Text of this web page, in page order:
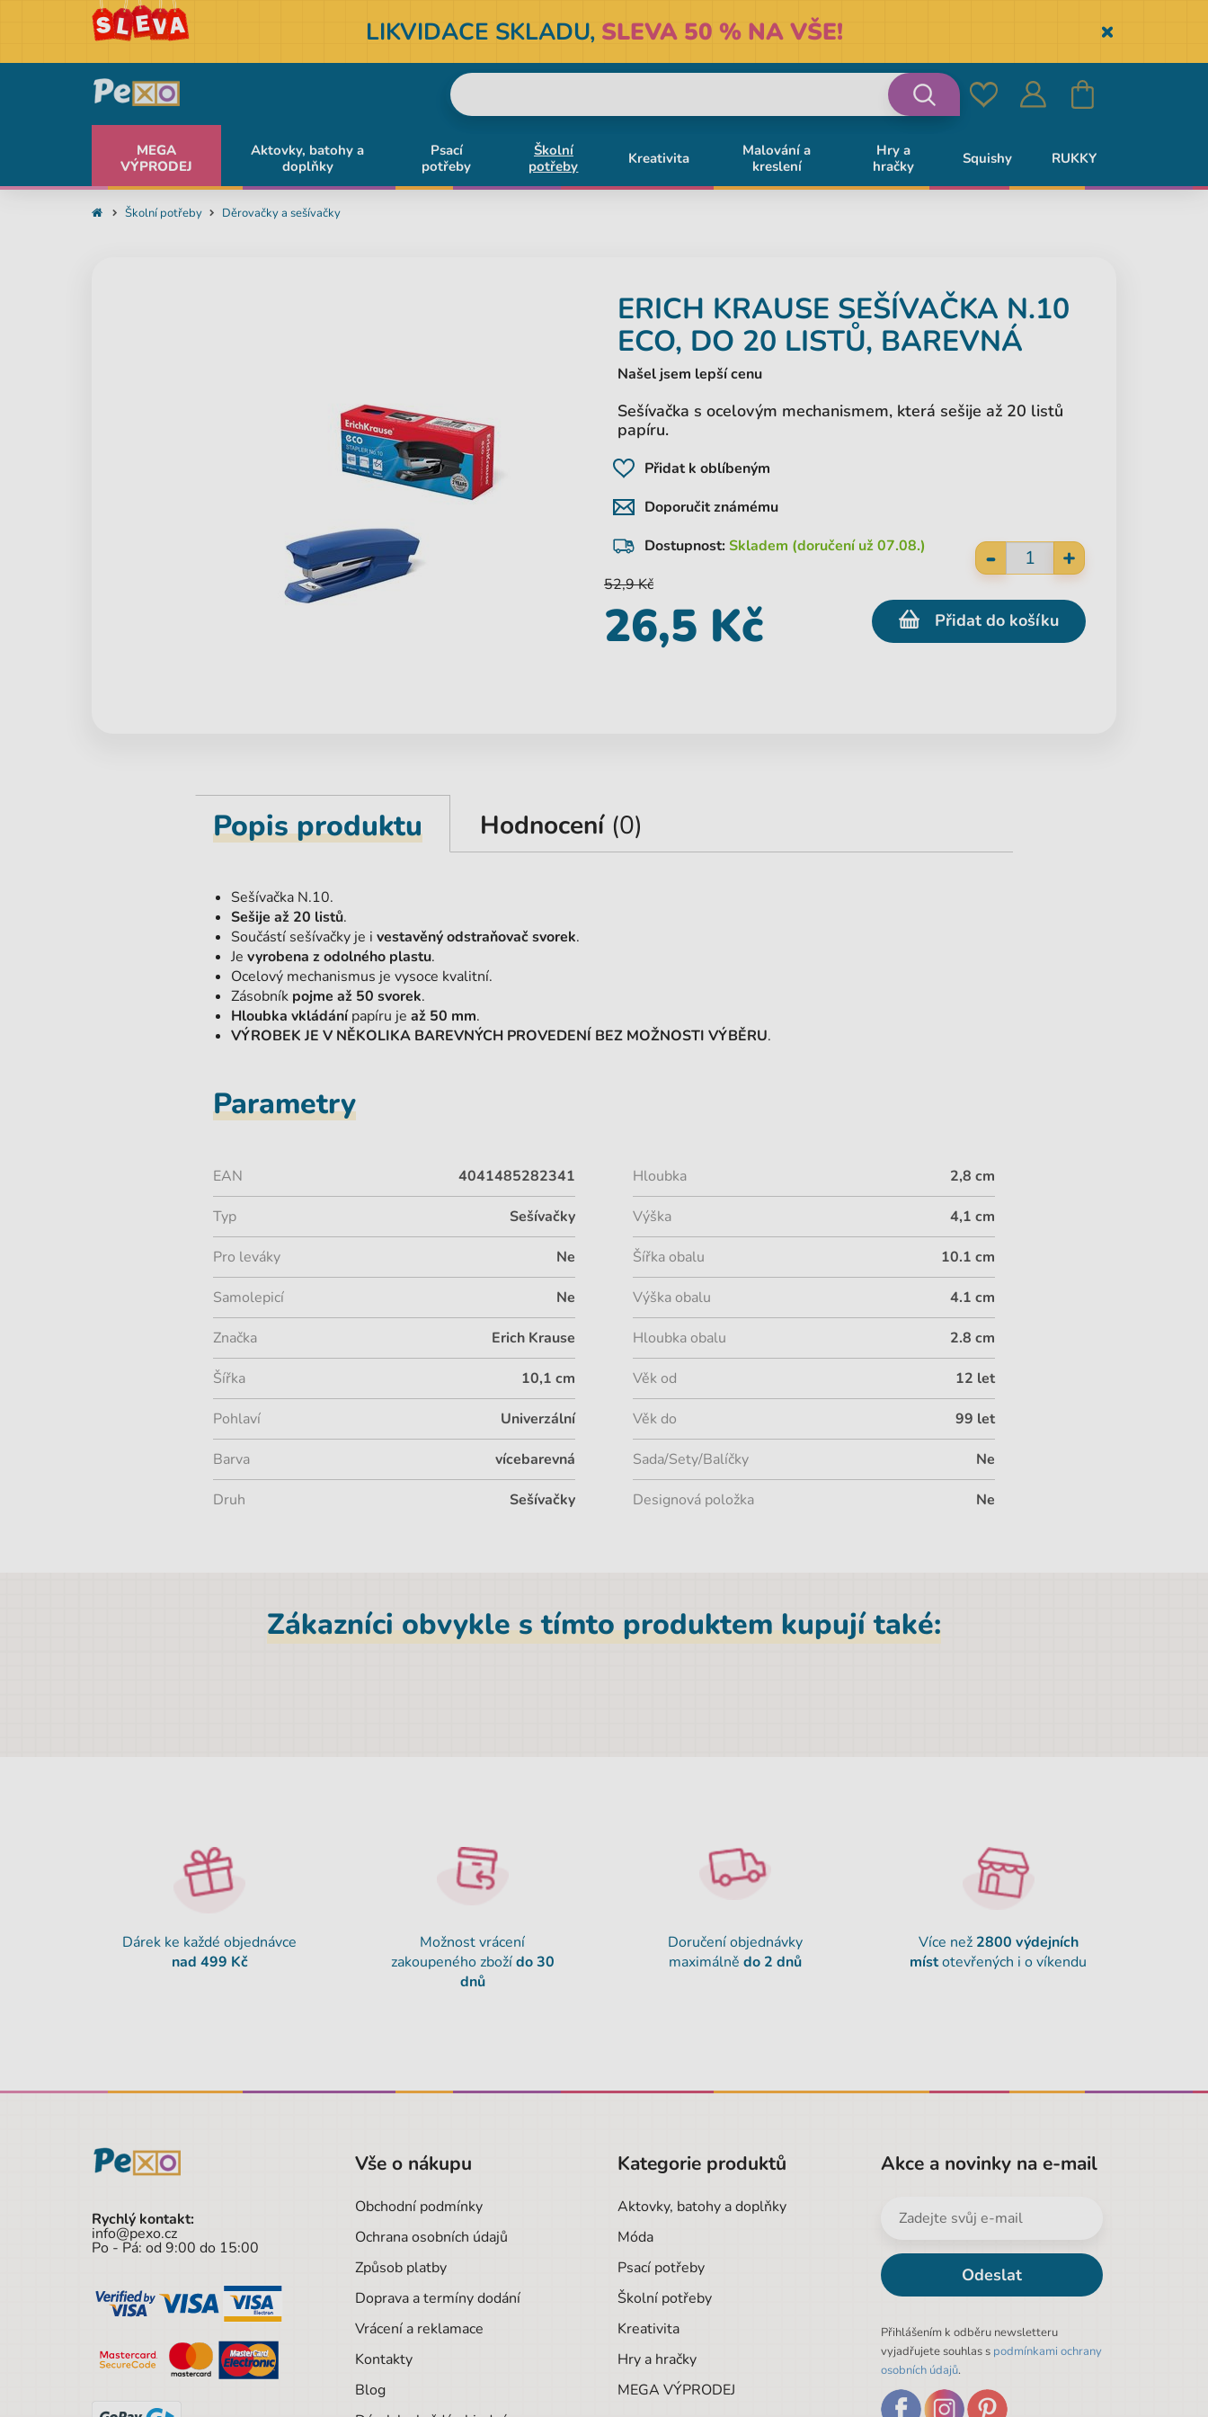
LIKVIDACE SKLADU, SLEVA 50 % NA VŠE! Skryť
OblíbenéPřihlásit Košík
MEGA
VÝPRODEJ
Aktovky, batohy a
doplňky
Psací
potřeby
Školní
potřeby
Kreativita
Malování a
kreslení
Hry a
hračky
Squishy RUKKY
Školní potřeby Děrovačky a sešívačky
ERICH KRAUSE SEŠÍVAČKA N.10
ECO, DO 20 LISTŮ, BAREVNÁ
Našel jsem lepší cenu
Sešívačka s ocelovým mechanismem, která sešije až 20 listů
papíru.
Přidat k oblíbeným
Doporučit známému
Dostupnost:Skladem (doručení už 07.08.) - +
52,9 Kč
26,5 Kč Přidat do košíku
Popis produktu Hodnocení (0)
Sešívačka N.10.
Sešije až 20 listů.
Součástí sešívačky je i vestavěný odstraňovač svorek.
Je vyrobena z odolného plastu.
Ocelový mechanismus je vysoce kvalitní.
Zásobník pojme až 50 svorek.
Hloubka vkládánípapíru je až 50 mm.
VÝROBEK JE V NĚKOLIKA BAREVNÝCH PROVEDENÍ BEZ MOŽNOSTI VÝBĚRU.
Parametry
EAN 4041485282341
Typ Sešívačky
Pro leváky Ne
Samolepicí Ne
Značka Erich Krause
Šířka 10,1 cm
Pohlaví Univerzální
Barva vícebarevná
Druh Sešívačky
Hloubka 2,8 cm
Výška 4,1 cm
Šířka obalu 10.1 cm
Výška obalu 4.1 cm
Hloubka obalu 2.8 cm
Věk od 12 let
Věk do 99 let
Sada/Sety/Balíčky Ne
Designová položka Ne
Zákazníci obvykle s tímto produktem kupují také:
Dárek ke každé objednávce
nad 499 Kč
Možnost vrácení
zakoupeného zbožído 30
dnů
Doručení objednávky
maximálnědo 2 dnů
Více než 2800 výdejních
místotevřených i o víkendu
Rychlý kontakt:
info@pexo.cz
Po - Pá: od 9:00 do 15:00
Vše o nákupu
Obchodní podmínky
Ochrana osobních údajů
Způsob platby
Doprava a termíny dodání
Vrácení a reklamace
Kontakty
Blog
Kategorie produktů
Aktovky, batohy a doplňky
Móda
Psací potřeby
Školní potřeby
Kreativita
Hry a hračky
MEGA VÝPRODEJ
Akce a novinky na e-mail
Odeslat
Přihlášením k odběru newsletteru
vyjadřujete souhlas s podmínkami ochrany
osobních údajů.